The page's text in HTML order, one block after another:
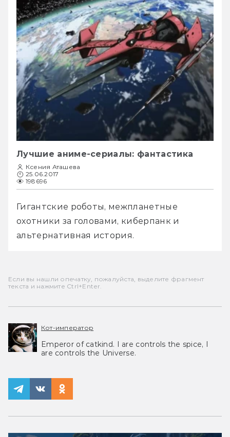
Лучшие аниме-сериалы: фантастика
Ксения Аташева
25.06.2017
198696
Гигантские роботы, межпланетные
охотники за головами, киберпанк и
альтернативная история.
Если вы нашли опечатку, пожалуйста, выделите фрагмент
текста и нажмите Ctrl+Enter.
Кот-император
Emperor of catkind. I are controls the spice, I
are controls the Universe.